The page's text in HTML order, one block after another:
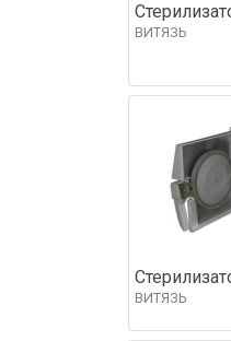
ВИТЯЗЬ
ВИТЯЗЬ